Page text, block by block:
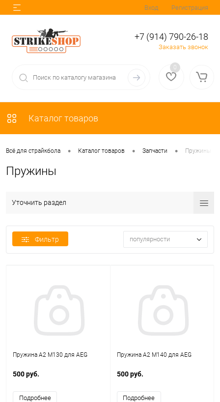
Вход Регистрация
+7 (914) 790-26-18
Заказать звонок
0
Каталог товаров
Всё для страйкбола • Каталог товаров • Запчасти • Пружины
Пружины
Уточнить раздел
Фильтр популярности
Пружина А2 M130 для AEG
500 руб.
Подробнее
Пружина А2 M140 для AEG
500 руб.
Подробнее